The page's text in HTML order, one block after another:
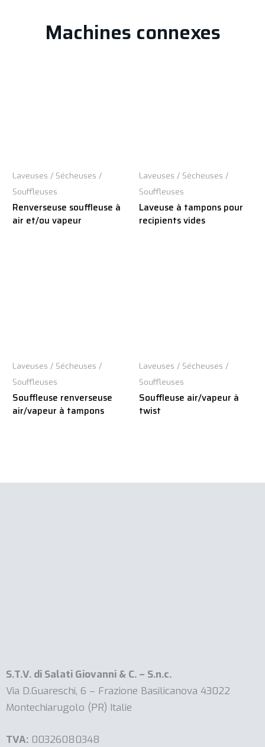
Machines connexes
Laveuses / Sécheuses /
Souffleuses
Renverseuse souffleuse à
air et/ou vapeur
Laveuses / Sécheuses /
Souffleuses
Laveuse à tampons pour
recipients vides
Laveuses / Sécheuses /
Souffleuses
Souffleuse renverseuse
air/vapeur à tampons
Laveuses / Sécheuses /
Souffleuses
Souffleuse air/vapeur à
twist
S.T.V. di Salati Giovanni & C. – S.n.c.
Via D.Guareschi, 6 – Frazione Basilicanova 43022
Montechiarugolo (PR) Italie
TVA: 00326080348